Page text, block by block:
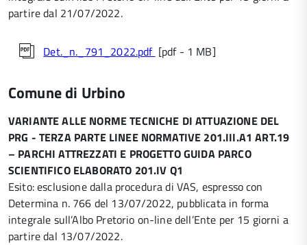
partire dal 21/07/2022.
Det._n._791_2022.pdf [pdf - 1 MB]
Comune di Urbino
VARIANTE ALLE NORME TECNICHE DI ATTUAZIONE DEL
PRG - TERZA PARTE LINEE NORMATIVE 201.III.A1 ART.19
– PARCHI ATTREZZATI E PROGETTO GUIDA PARCO
SCIENTIFICO ELABORATO 201.IV Q1
Esito: esclusione dalla procedura di VAS, espresso con
Determina n. 766 del 13/07/2022, pubblicata in forma
integrale sull’Albo Pretorio on-line dell’Ente per 15 giorni a
partire dal 13/07/2022.